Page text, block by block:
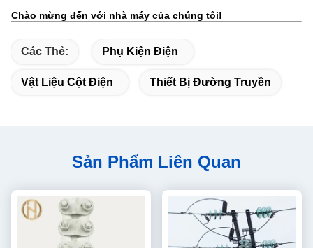
Chào mừng đến với nhà máy của chúng tôi!
Các Thẻ: Phụ Kiện Điện
Vật Liệu Cột Điện Thiết Bị Đường Truyền
Sản Phẩm Liên Quan